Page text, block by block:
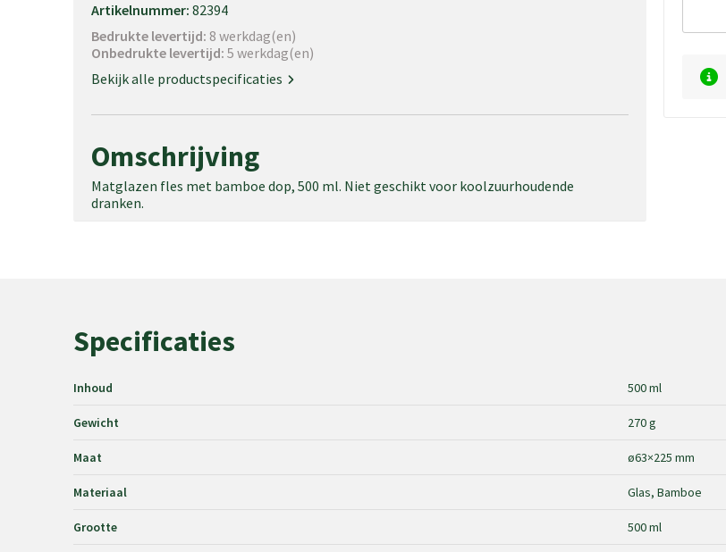
Artikelnummer: 82394
Bedrukte levertijd: 8 werkdag(en)
Onbedrukte levertijd: 5 werkdag(en)
Bekijk alle productspecificaties
Omschrijving
Matglazen fles met bamboe dop, 500 ml. Niet geschikt voor koolzuurhoudende
dranken.
Specificaties
Inhoud 500 ml
Gewicht 270 g
Maat ø63×225 mm
Materiaal Glas, Bamboe
Grootte 500 ml